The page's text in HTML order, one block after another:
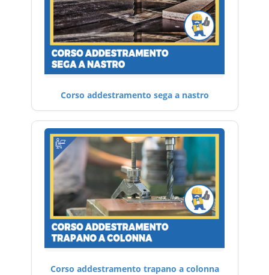
Corso addestramento sega a nastro
Corso addestramento trapano a colonna